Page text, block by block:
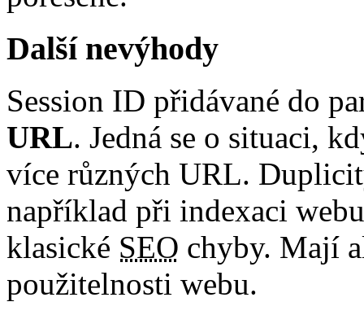
Další nevýhody
Session ID přidávané do
URL. Jedná se o situaci,
více různých URL.
například při indexaci
klasické SEO chyby. Mají
použitelnosti webu.